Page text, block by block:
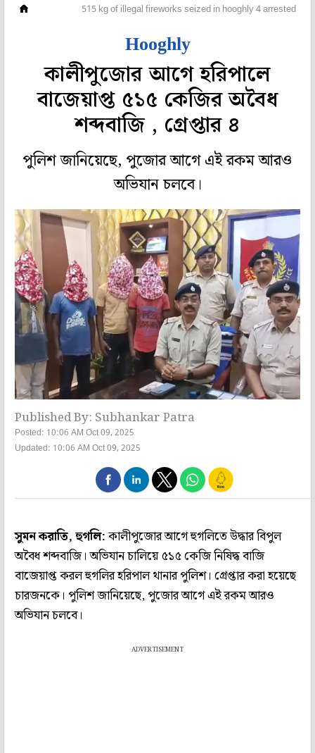
515 kg of illegal fireworks seized in hooghly 4 arrested
Hooghly
কালীপুজোর আগে হরিপালে
বাজেয়াপ্ত ৫১৫ কেজির অবৈধ
শব্দবাজি , গ্রেপ্তার ৪
পুলিশ জানিয়েছে, পুজোর আগে এই রকম আরও
অভিযান চলবে।
Published By: Subhankar Patra
Posted: 10:06 AM Oct 09, 2025
Updated: 10:06 AM Oct 09, 2025
সুমন করাতি, হুগলি:কালীপুজোর আগে হুগলিতে উদ্ধার বিপুল
অবৈধ শব্দবাজি। অভিযান চালিয়ে ৫১৫ কেজি নিষিদ্ধ বাজি
বাজেয়াপ্ত করল হুগলির হরিপাল থানার পুলিশ। গ্রেপ্তার করা হয়েছে
চারজনকে। পুলিশ জানিয়েছে, পুজোর আগে এই রকম আরও
অভিযান চলবে।
ADVERTISEMENT